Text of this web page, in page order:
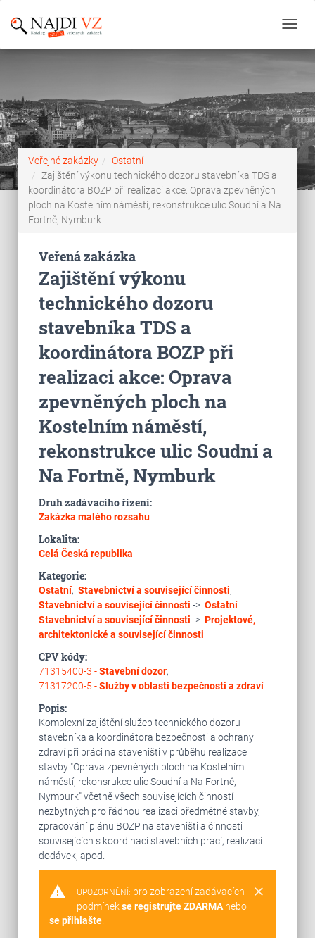
Veřejné zakázky
Ostatní
Zajištění výkonu technického dozoru stavebníka TDS a
koordinátora BOZP při realizaci akce: Oprava zpevněných
ploch na Kostelním náměstí, rekonstrukce ulic Soudní a Na
Fortně, Nymburk
Veřená zakázka
Zajištění výkonu
technického dozoru
stavebníka TDS a
koordinátora BOZP při
realizaci akce: Oprava
zpevněných ploch na
Kostelním náměstí,
rekonstrukce ulic Soudní a
Na Fortně, Nymburk
Druh zadávacího řízení:
Zakázka malého rozsahu
Lokalita:
Celá Česká republika
Kategorie:
Ostatní, Stavebnictví a související činnosti,
Stavebnictví a související činnosti -> Ostatní
Stavebnictví a související činnosti -> Projektové,
architektonické a související činnosti
CPV kódy:
71315400-3 -Stavební dozor,
71317200-5 -Služby v oblasti bezpečnosti a zdraví
Popis:
Komplexní zajištění služeb technického dozoru
stavebníka a koordinátora bezpečnosti a ochrany
zdraví při práci na staveništi v průběhu realizace
stavby "Oprava zpevněných ploch na Kostelním
náměstí, rekonsrukce ulic Soudní a Na Fortně,
Nymburk" včetně všech souvisejících činností
nezbytných pro řádnou realizaci předmětné stavby,
zpracování plánu BOZP na staveništi a činnosti
souvisejících s koordinací stavebních prací, realizací
dodávek, apod.
warning clear
UPOZORNĚNÍ: pro zobrazení zadávacích
podmínekse registrujte ZDARMAnebo
se přihlašte.